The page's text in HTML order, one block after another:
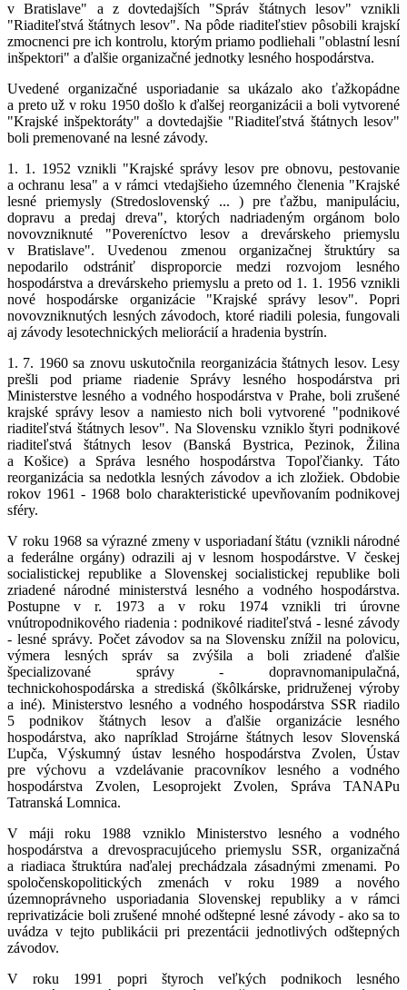
v Bratislave" a z dovtedajších "Správ štátnych lesov" vznikli
"Riaditeľstvá štátnych lesov". Na pôde riaditeľstiev pôsobili krajskí
zmocnenci pre ich kontrolu, ktorým priamo podliehali "oblastní lesní
inšpektori" a ďalšie organizačné jednotky lesného hospodárstva.
Uvedené organizačné usporiadanie sa ukázalo ako ťažkopádne
a preto už v roku 1950 došlo k ďalšej reorganizácii a boli vytvorené
"Krajské inšpektoráty" a dovtedajšie "Riaditeľstvá štátnych lesov"
boli premenované na lesné závody.
1. 1. 1952 vznikli "Krajské správy lesov pre obnovu, pestovanie
a ochranu lesa" a v rámci vtedajšieho územného členenia "Krajské
lesné priemysly (Stredoslovenský ... ) pre ťažbu, manipuláciu,
dopravu a predaj dreva", ktorých nadriadeným orgánom bolo
novovzniknuté "Povereníctvo lesov a drevárskeho priemyslu
v Bratislave". Uvedenou zmenou organizačnej štruktúry sa
nepodarilo odstrániť disproporcie medzi rozvojom lesného
hospodárstva a drevárskeho priemyslu a preto od 1. 1. 1956 vznikli
nové hospodárske organizácie "Krajské správy lesov". Popri
novovzniknutých lesných závodoch, ktoré riadili polesia, fungovali
aj závody lesotechnických meliorácií a hradenia bystrín.
1. 7. 1960 sa znovu uskutočnila reorganizácia štátnych lesov. Lesy
prešli pod priame riadenie Správy lesného hospodárstva pri
Ministerstve lesného a vodného hospodárstva v Prahe, boli zrušené
krajské správy lesov a namiesto nich boli vytvorené "podnikové
riaditeľstvá štátnych lesov". Na Slovensku vzniklo štyri podnikové
riaditeľstvá štátnych lesov (Banská Bystrica, Pezinok, Žilina
a Košice) a Správa lesného hospodárstva Topoľčianky. Táto
reorganizácia sa nedotkla lesných závodov a ich zložiek. Obdobie
rokov 1961 - 1968 bolo charakteristické upevňovaním podnikovej
sféry.
V roku 1968 sa výrazné zmeny v usporiadaní štátu (vznikli národné
a federálne orgány) odrazili aj v lesnom hospodárstve. V českej
socialistickej republike a Slovenskej socialistickej republike boli
zriadené národné ministerstvá lesného a vodného hospodárstva.
Postupne v r. 1973 a v roku 1974 vznikli tri úrovne
vnútropodnikového riadenia : podnikové riaditeľstvá - lesné závody
- lesné správy. Počet závodov sa na Slovensku znížil na polovicu,
výmera lesných správ sa zvýšila a boli zriadené ďalšie
špecializované správy - dopravnomanipulačná,
technickohospodárska a strediská (škôlkárske, pridruženej výroby
a iné). Ministerstvo lesného a vodného hospodárstva SSR riadilo
5 podnikov štátnych lesov a ďalšie organizácie lesného
hospodárstva, ako napríklad Strojárne štátnych lesov Slovenská
Ľupča, Výskumný ústav lesného hospodárstva Zvolen, Ústav
pre výchovu a vzdelávanie pracovníkov lesného a vodného
hospodárstva Zvolen, Lesoprojekt Zvolen, Správa TANAPu
Tatranská Lomnica.
V máji roku 1988 vzniklo Ministerstvo lesného a vodného
hospodárstva a drevospracujúceho priemyslu SSR, organizačná
a riadiaca štruktúra naďalej prechádzala zásadnými zmenami. Po
spoločenskopolitických zmenách v roku 1989 a nového
územnoprávneho usporiadania Slovenskej republiky a v rámci
reprivatizácie boli zrušené mnohé odštepné lesné závody - ako sa to
uvádza v tejto publikácii pri prezentácii jednotlivých odštepných
závodov.
V roku 1991 popri štyroch veľkých podnikoch lesného